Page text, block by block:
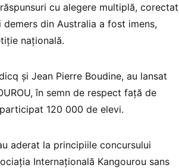
cu alegere multiplă, corectat
din Australia a fost imens,
națională.
și Jean Pierre Boudine, au lansat
în semn de respect faţă de
120 000 de elevi.
aderat la principiile concursului
Internaţională Kangourou sans